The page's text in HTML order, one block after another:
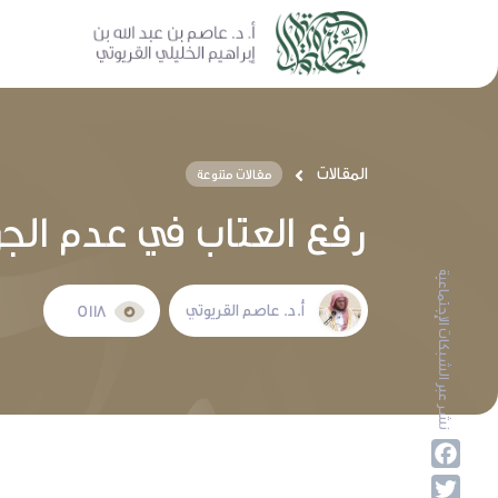
المقالات مقالات متنوعة
رفع العتاب في عدم
أ.د. عاصم القريوتي نشر عبر الشبكات الإجتماعية